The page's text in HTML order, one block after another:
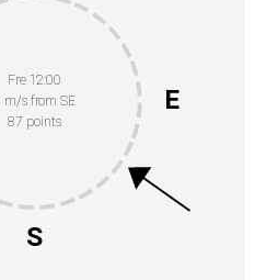
Fre 12:00
m/s from SE
87 points
E
S